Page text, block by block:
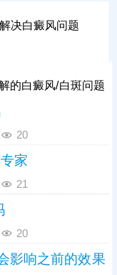
期间中西结合，两
决白癜风问题
的白癜风/白斑问题
20
家
21
20
影响之前的效果